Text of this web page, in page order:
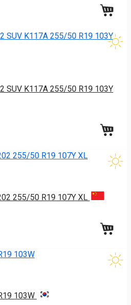
SUV K117A 255/50 R19 103Y
255/50 R19 107Y XL
103W